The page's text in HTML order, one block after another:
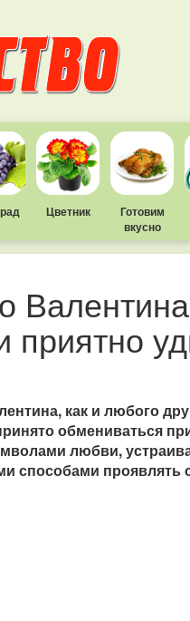
Цветник
Готовим
вкусно
приятно
как и любого
обмениваться
любви,
способами проявлять